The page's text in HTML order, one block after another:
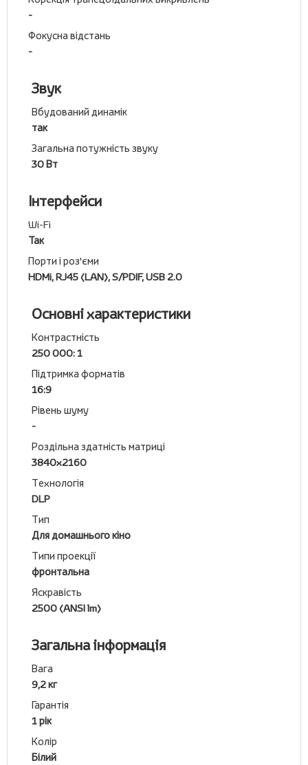
-
Фокусна відстань
-
Звук
Вбудований динамік
так
Загальна потужність звуку
30 Вт
Інтерфейси
Wi-Fi
Так
Порти і роз'єми
HDMi, RJ45 (LAN), S/PDIF, USB 2.0
Основні характеристики
Контрастність
250 000: 1
Підтримка форматів
16:9
Рівень шуму
-
Роздільна здатність матриці
3840x2160
Технологія
DLP
Тип
Для домашнього кіно
Типи проекції
фронтальна
Яскравість
2500 (ANSI lm)
Загальна інформація
Вага
9,2 кг
Гарантія
1 рік
Колір
Білий